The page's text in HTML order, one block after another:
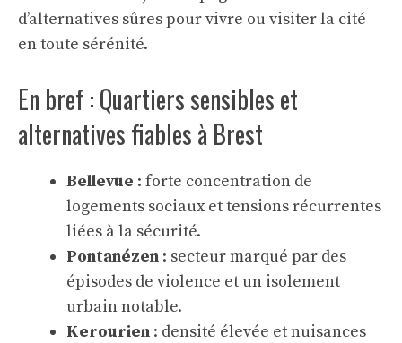
d’alternatives sûres pour vivre ou visiter la cité
en toute sérénité.
En bref : Quartiers sensibles et
alternatives fiables à Brest
Bellevue : forte concentration de
logements sociaux et tensions récurrentes
liées à la sécurité.
Pontanézen : secteur marqué par des
épisodes de violence et un isolement
urbain notable.
Kerourien : densité élevée et nuisances